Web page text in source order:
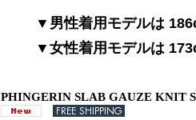
▼男性着用モデルは
▼女性着用モデルは
PHINGERIN SLAB GAUZE KNIT